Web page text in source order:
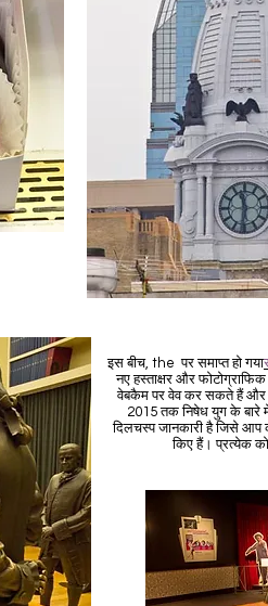
इस बीच, the पर समाप्त हो गया
नए हस्ताक्षर और
वेबकैम पर वेव कर सकते हैं और
2015 तक निषेध युग के बारे
दिलचस्प जानकारी है जिसे
किए हैं। प्रत्येक